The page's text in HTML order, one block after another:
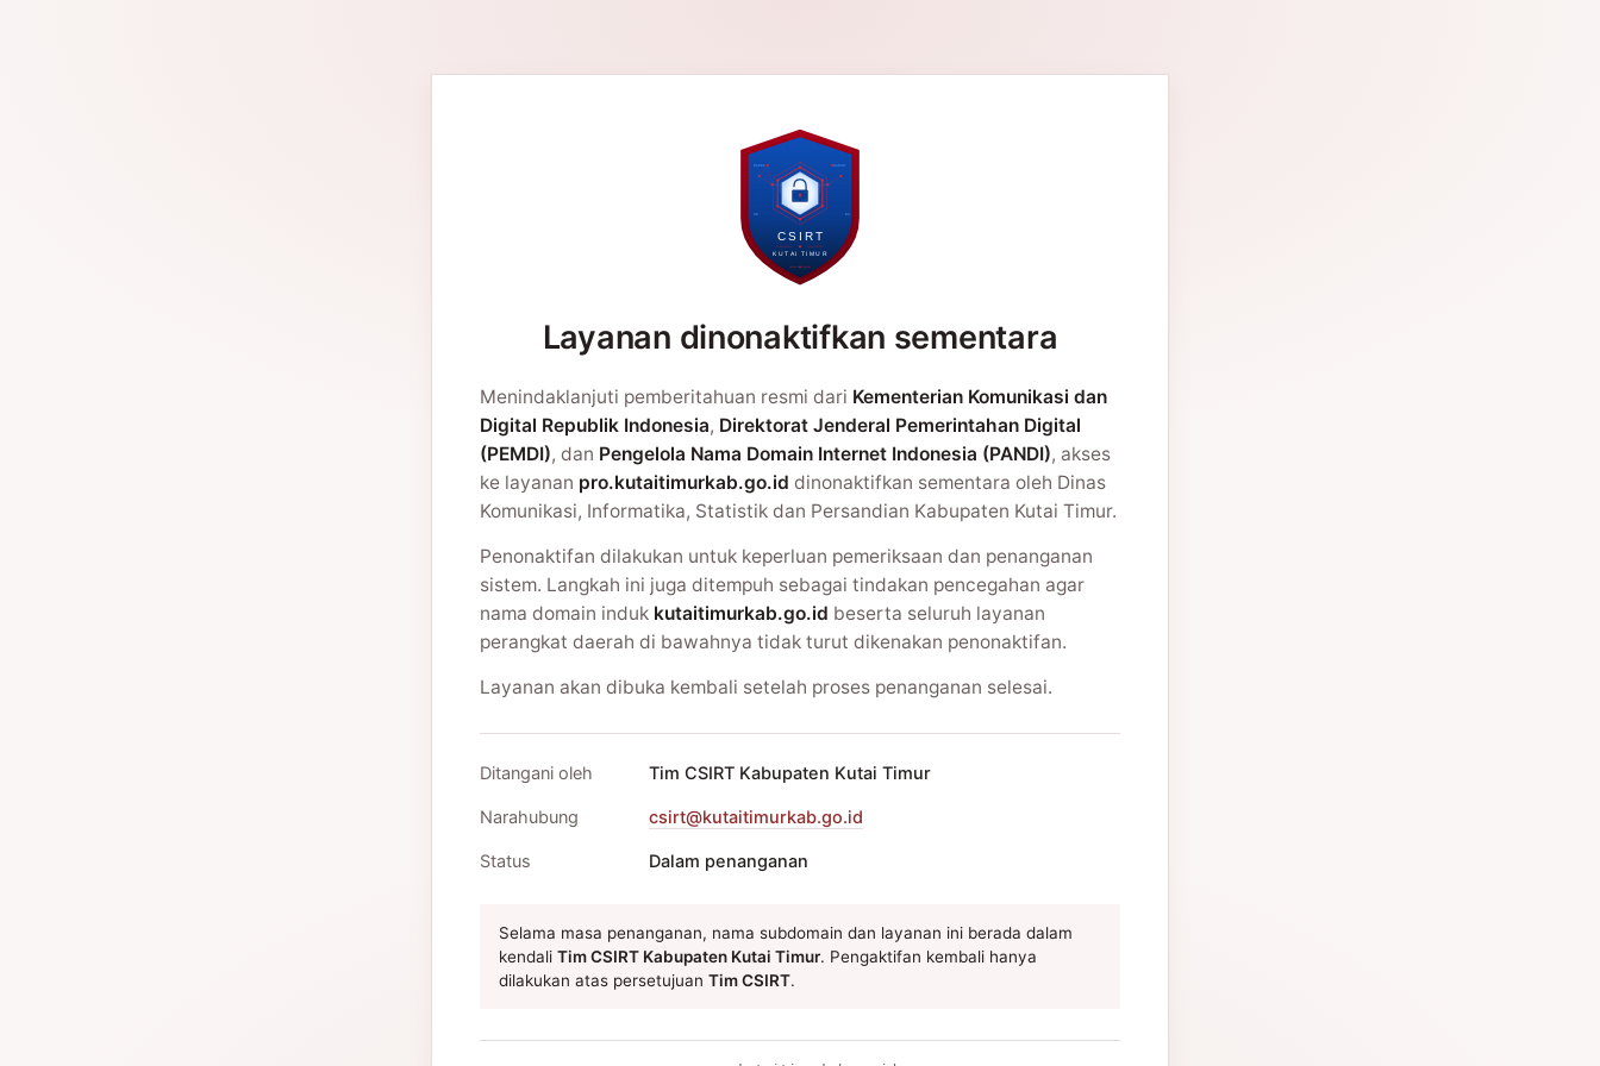
Layanan dinonaktifkan sementara
Menindaklanjuti pemberitahuan resmi dari Kementerian Komunikasi dan
Digital Republik Indonesia, Direktorat Jenderal Pemerintahan Digital
(PEMDI), dan Pengelola Nama Domain Internet Indonesia (PANDI), akses
ke layanan pro.kutaitimurkab.go.id dinonaktifkan sementara oleh Dinas
Komunikasi, Informatika, Statistik dan Persandian Kabupaten Kutai Timur.
Penonaktifan dilakukan untuk keperluan pemeriksaan dan penanganan
sistem. Langkah ini juga ditempuh sebagai tindakan pencegahan agar
nama domain induk kutaitimurkab.go.id beserta seluruh layanan
perangkat daerah di bawahnya tidak turut dikenakan penonaktifan.
Layanan akan dibuka kembali setelah proses penanganan selesai.
Ditangani oleh Tim CSIRT Kabupaten Kutai Timur
Narahubung csirt@kutaitimurkab.go.id
Status Dalam penanganan
Selama masa penanganan, nama subdomain dan layanan ini berada dalam
kendali Tim CSIRT Kabupaten Kutai Timur. Pengaktifan kembali hanya
dilakukan atas persetujuan Tim CSIRT.